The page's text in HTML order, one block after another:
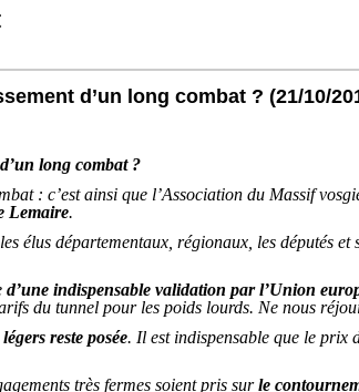
d’un long combat ? (21/10/
long combat ?
: c’est ainsi que l’Association du Massif
Lemaire.
élus départementaux, régionaux, les députés
d’une indispensable validation par l’Union
du tunnel pour les poids lourds. Ne nous
reste posée. Il est indispensable que le prix
très fermes soient pris surle